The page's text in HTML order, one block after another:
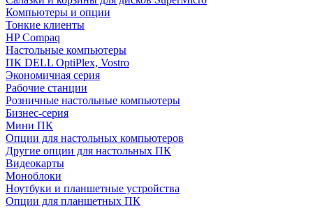
Компьютеры и опции
Тонкие клиенты
HP Compaq
Настольные компьютеры
ПК DELL OptiPlex, Vostro
Экономичная серия
Рабочие станции
Розничные настольные компьютеры
Бизнес-серия
Мини ПК
Опции для настольных компьютеров
Другие опции для настольных ПК
Видеокарты
Моноблоки
Ноутбуки и планшетные устройства
Опции для планшетных ПК